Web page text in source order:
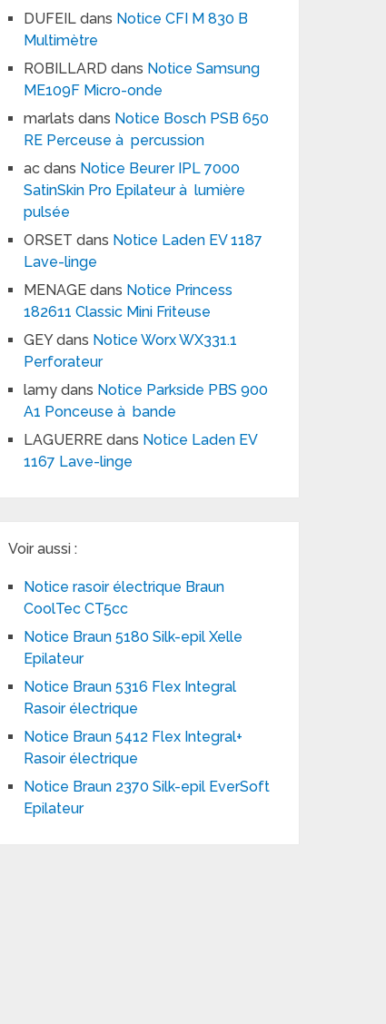
DUFEIL dans Notice CFI M 830 B
Multimètre
ROBILLARD dans Notice Samsung
ME109F Micro-onde
marlats dans Notice Bosch PSB 650
RE Perceuse à percussion
ac dans Notice Beurer IPL 7000
SatinSkin Pro Epilateur à lumière
pulsée
ORSET dans Notice Laden EV 1187
Lave-linge
MENAGE dans Notice Princess
182611 Classic Mini Friteuse
GEYdans Notice Worx WX331.1
Perforateur
lamy dans Notice Parkside PBS 900
A1 Ponceuse à bande
LAGUERRE dans Notice Laden EV
1167 Lave-linge
Voir aussi :
Notice rasoir électrique Braun
CoolTec CT5cc
Notice Braun 5180 Silk-epil Xelle
Epilateur
Notice Braun 5316 Flex Integral
Rasoir électrique
Notice Braun 5412 Flex Integral+
Rasoir électrique
Notice Braun 2370 Silk-epil EverSoft
Epilateur